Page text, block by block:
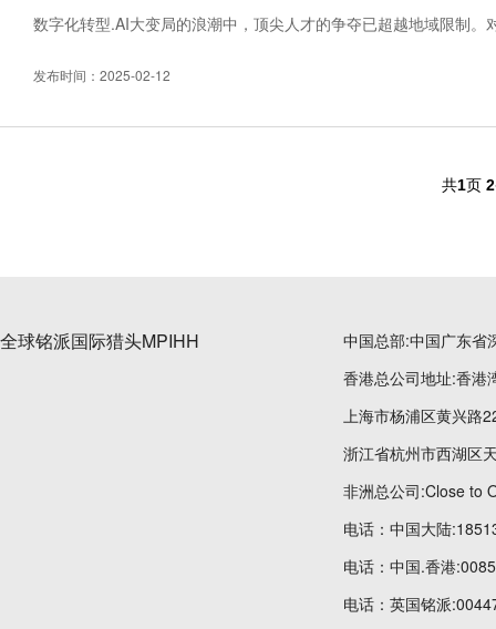
数字化转型.AI大变局的浪潮中，顶尖人才的争夺已超越地域限制
发布时间：2025-02-12
共1页 2
全球铭派国际猎头MPIHH
中国总部:中国广东省
香港总公司地址:香港
上海市杨浦区黄兴路
浙江省杭州市西湖区
非洲总公司:Close to
电话：中国大陆
电话：中国.香港
电话：英国铭派